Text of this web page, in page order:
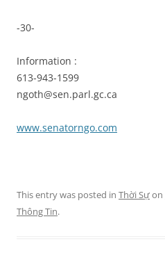
-30-
Information :
613-943-1599
ngoth@sen.parl.gc.ca
www.senatorngo.com
This entry was posted in Thời Sựon
Thông Tin.